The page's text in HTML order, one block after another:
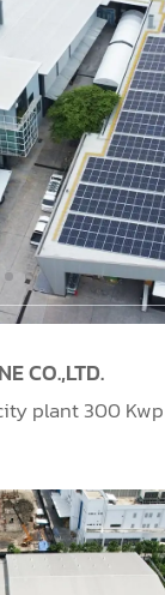
plant 300 Kwp